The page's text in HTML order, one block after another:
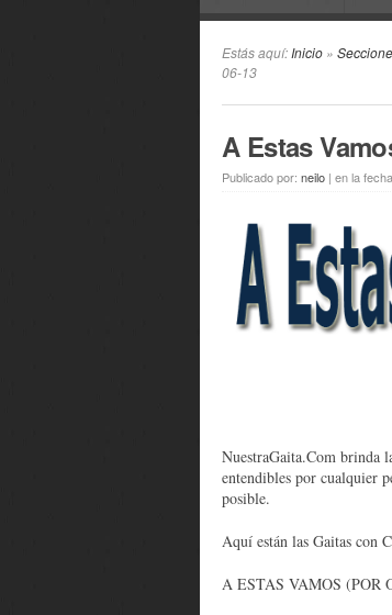
Estás aquí: Inicio »
06-13
A Estas
Publicado por: neilo | en la
NuestraGaita.Com brinda
entendibles por cualquier
posible.
Aquí están las Gaitas con
A ESTAS VAMOS (POR